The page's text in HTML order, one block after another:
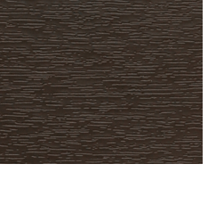
es orientativa y puede variar según la
de su pantalla.